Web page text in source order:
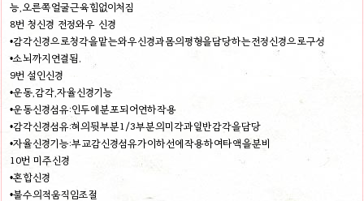
능,오른쪽얼굴근육힘없이처짐
8번 청신경 전정와우 신경
•감각신경으로청각을맡는와우신경과몸의평형을담당하는전정신경으로구성
•소뇌까지연결됨.
9번 설인신경
•운동,감각,자율신경기능
•운동신경섬유:인두에분포되어연하작용
•감각신경섬유:혀의뒷부분1/3부분의미각과일반감각을담당
•자율신경기능:부교감신경섬유가이하선에작용하여타액을분비
10번 미주신경
•혼합신경
•불수의적움직임조절